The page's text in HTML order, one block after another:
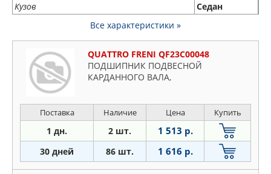
Кузов
Седан
Все характеристики »
QUATTRO FRENI QF23C00048
ПОДШИПНИК ПОДВЕСНОЙ
КАРДАННОГО ВАЛА,
Поставка Наличие Цена Купить
1 дн. 2 шт. 1 513 р.
30 дней 86 шт. 1 616 р.